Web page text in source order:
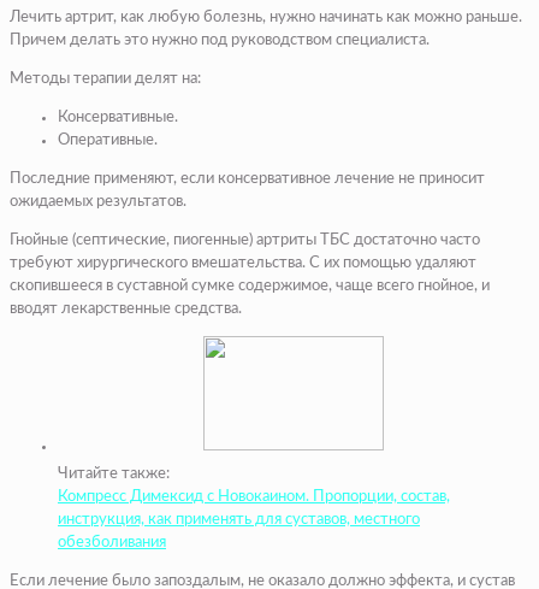
Лечить артрит, как любую болезнь, нужно начинать как можно раньше.
Причем делать это нужно под руководством специалиста.
Методы терапии делят на:
Консервативные.
Оперативные.
Последние применяют, если консервативное лечение не приносит
ожидаемых результатов.
Гнойные (септические, пиогенные) артриты ТБС достаточно часто
требуют хирургического вмешательства. С их помощью удаляют
скопившееся в суставной сумке содержимое, чаще всего гнойное, и
вводят лекарственные средства.
Читайте также:
Компресс Димексид с Новокаином. Пропорции, состав,
инструкция, как применять для суставов, местного
обезболивания
Если лечение было запоздалым, не оказало должно эффекта, и сустав